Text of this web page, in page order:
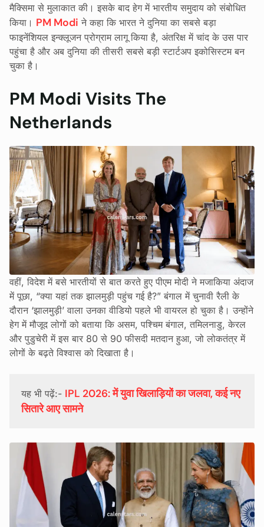
मैक्सिमा से मुलाकात की। इसके बाद हेग में भारतीय समुदाय को संबोधित
किया। PM Modi ने कहा कि भारत ने दुनिया का सबसे बड़ा
फाइनेंशियल इन्क्लूजन प्रोग्राम लागू किया है, अंतरिक्ष में चांद के उस पार
पहुंचा है और अब दुनिया की तीसरी सबसे बड़ी स्टार्टअप इकोसिस्टम बन
चुका है।
PM Modi Visits The
Netherlands
वहीं, विदेश में बसे भारतीयों से बात करते हुए पीएम मोदी ने मजाकिया अंदाज
में पूछा, “क्या यहां तक झालमुड़ी पहुंच गई है?” बंगाल में चुनावी रैली के
दौरान ‘झालमुड़ी’ वाला उनका वीडियो पहले भी वायरल हो चुका है। उन्होंने
हेग में मौजूद लोगों को बताया कि असम, पश्चिम बंगाल, तमिलनाडु, केरल
और पुडुचेरी में इस बार 80 से 90 फीसदी मतदान हुआ, जो लोकतंत्र में
लोगों के बढ़ते विश्वास को दिखाता है।
यह भी पढ़ें:- IPL 2026: में युवा खिलाड़ियों का जलवा, कई नए
सितारे आए सामने